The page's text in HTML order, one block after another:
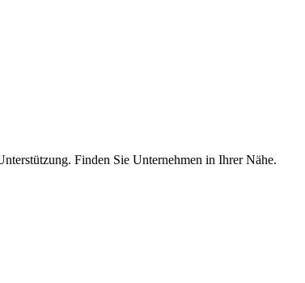
Finden Sie Unternehmen in Ihrer Nähe.